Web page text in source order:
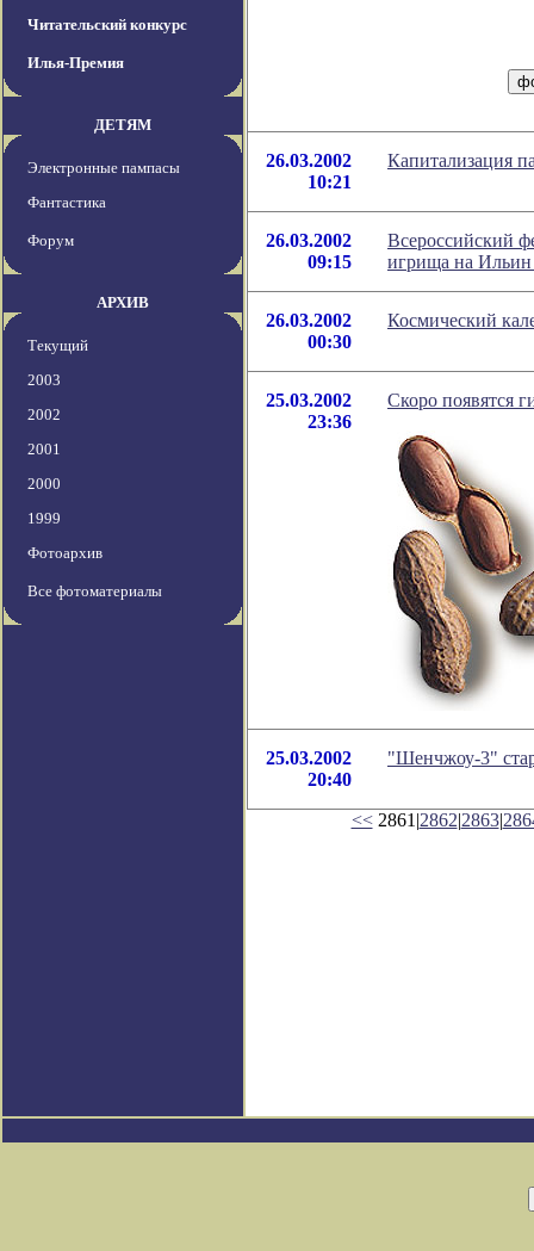
Читательский конкурс
Илья-Премия
ДЕТЯМ
Электронные пампасы
Фантастика
Форум
АРХИВ
Текущий
2003
2002
2001
2000
1999
Фотоархив
Все фотоматериалы
26.03.2002
10:21
Капитализация
26.03.2002
09:15
Всероссийский
игрища на Ильин
26.03.2002
00:30
Космический
25.03.2002
23:36
Скоро появятся
25.03.2002
20:40
"Шенчжоу-3"
<<2861|2862|2863|